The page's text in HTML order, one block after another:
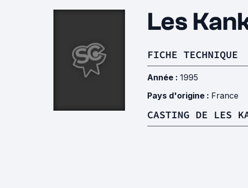
Les
FICHE TECHNIQUE
Année : 1995
Pays d'origine : France
CASTING DE LES